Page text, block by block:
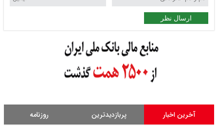
ارسال نظر
آخرین اخبار پربازدیدترین روزنامه